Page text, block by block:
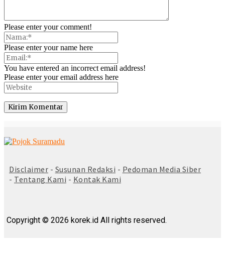
Please enter your comment!
Please enter your name here
You have entered an incorrect email address!
Please enter your email address here
Disclaimer - Susunan Redaksi - Pedoman Media Siber
- Tentang Kami - Kontak Kami
Copyright © 2026 korek.id All rights reserved.